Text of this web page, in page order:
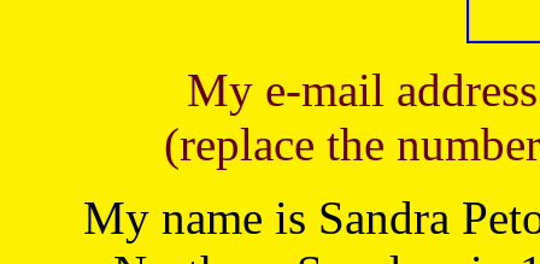
My e-mail
(replace the
My name is Sandra